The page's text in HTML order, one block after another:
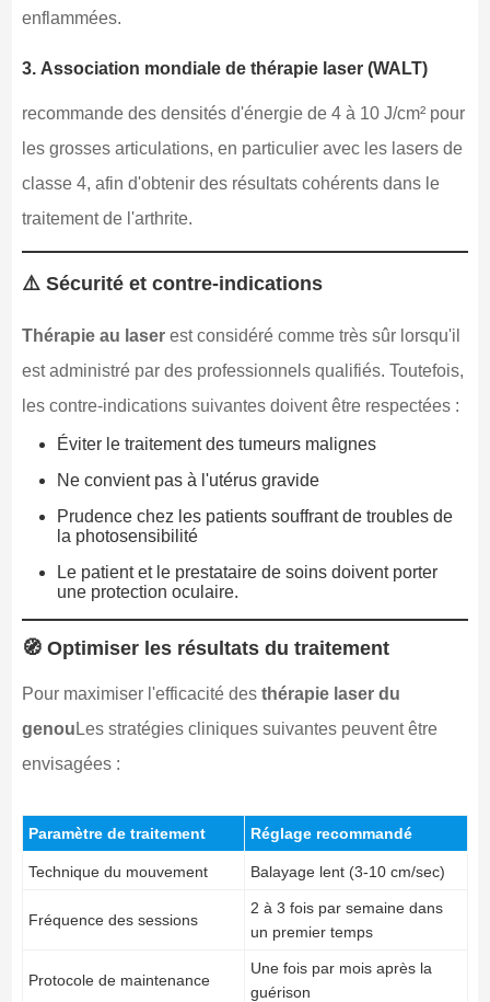
enflammées.
3. Association mondiale de thérapie laser (WALT)
recommande des densités d'énergie de 4 à 10 J/cm² pour
les grosses articulations, en particulier avec les lasers de
classe 4, afin d'obtenir des résultats cohérents dans le
traitement de l'arthrite.
⚠️ Sécurité et contre-indications
Thérapie au laserest considéré comme très sûr lorsqu'il
est administré par des professionnels qualifiés. Toutefois,
les contre-indications suivantes doivent être respectées :
Éviter le traitement des tumeurs malignes
Ne convient pas à l'utérus gravide
Prudence chez les patients souffrant de troubles de
la photosensibilité
Le patient et le prestataire de soins doivent porter
une protection oculaire.
🧭 Optimiser les résultats du traitement
Pour maximiser l'efficacité des thérapie laser du
genou Les stratégies cliniques suivantes peuvent être
envisagées :
Paramètre de traitement Réglage recommandé
Technique du mouvement Balayage lent (3-10 cm/sec)
Fréquence des sessions
2 à 3 fois par semaine dans
un premier temps
Protocole de maintenance
Une fois par mois après la
guérison